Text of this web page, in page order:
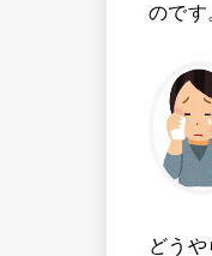
のです
どう